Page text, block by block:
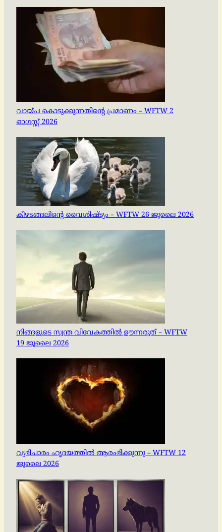
വായ്പ കൊടുക്കുന്നതിന്റെ പ്രമാണം – WFTW 2
ഓഗസ്റ്റ് 2026
കീഴടങ്ങലിന്റെ വൈശിഷ്ട്യം – WFTW 26 ജൂലൈ 2026
നിങ്ങളുടെ സ്വന്ത വിവേകത്തിൽ ഊന്നരുത് – WFTW
19 ജൂലൈ 2026
വ്യഭിചാരം ഹൃദയത്തിൽ ആരംഭിക്കുന്നു – WFTW 12
ജൂലൈ 2026